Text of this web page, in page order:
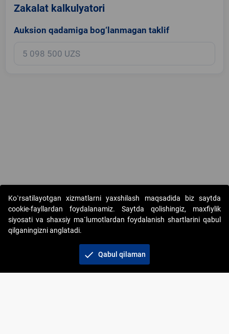
Zakalat kalkulyatori
Auksion qadamiga bog‘lanmagan taklif
Copyright © 2017-2026. "Elektron onlayn-auksionlarni tashkil etish"
AJ. Barcha huquqlar himoyalangan
+998 71 202-21-11
Ko`rsatilayotgan xizmatlarni yaxshilash maqsadida biz saytda
cookie-fayllardan foydalanamiz. Saytda qolishingiz, maxfiylik
siyosati va shaxsiy ma`lumotlardan foydalanish shartlarini qabul
qilganingizni anglatadi.
check Qabul qilaman